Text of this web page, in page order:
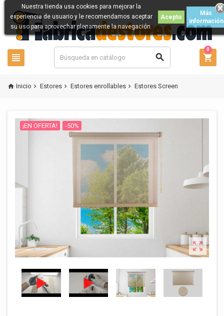
  
0
Nuestra tienda usa cookies para mejorar la
experiencia de usuario y le recomendamos aceptar
su uso para aprovechar plenamente la navegación.
Acepto
Más
información
 Inicio  Estores  Estores enrollables  Estores Screen

¡EN OFERTA! -50%